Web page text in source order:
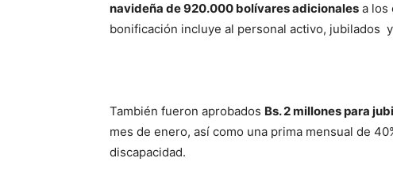
navideña de 920.000 bolívares adicionales a los
bonificación incluye al personal activo, jubilados
También fueron aprobados Bs. 2 millones para
mes de enero, así como una prima mensual de
discapacidad.